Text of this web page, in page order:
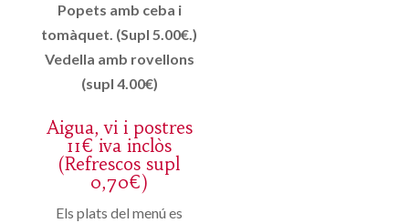
Popets amb ceba i
tomàquet. (Supl 5.00€.)
Vedella amb rovellons
(supl 4.00€)
Aigua, vi i postres
11€ iva inclòs
(Refrescos supl
0,70€)
Els plats del menú es